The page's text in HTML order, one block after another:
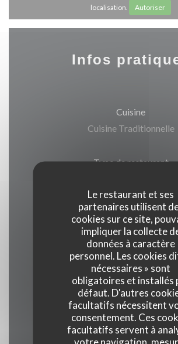
Le restaurant et ses
partenaires utilisent
cookies sur ce site,
impliquer la collecte
données à caractère
personnel. Les cookies
nécessaires » sont
obligatoires et installés
défaut. D'autres
facultatifs nécessitent
consentement. Ces
facultatifs servent à
votre navigation,
localisation.
Autoriser
Infos
Cuisine
Cuisine Traditionnelle
Type de restaurant
Services
Terrasse, Privatisation, Parking,
Moyens de paiement
Visa, Titres restaurant,
Eurocard/Mastercard, Espèces,
Vacances, Chèques, Carte Bleue,
Express